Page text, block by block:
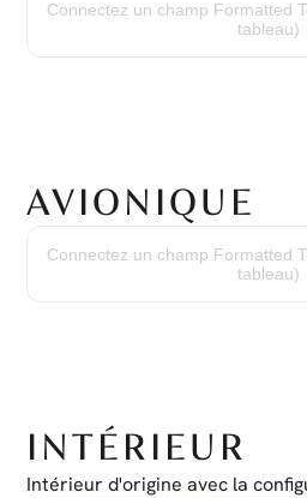
Cycles depuis la nouvelle
Connectez un champ Formatted
tableau)
AVIONIQUE
Honeywell Primus Apex
Système de Positionnement Global
Honeywell KMH 920
Système d'Évitement de Collision de Trafic
TCAS I
Mode S Double
Connectez un champ Formatted
tableau)
INTÉRIEUR
Intérieur d'origine avec la